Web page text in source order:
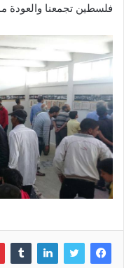
فلسطين تجمعنا والعودة